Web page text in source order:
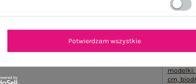
#skład
pranie
modelki:
cm,
Potwierdzam wszystkie